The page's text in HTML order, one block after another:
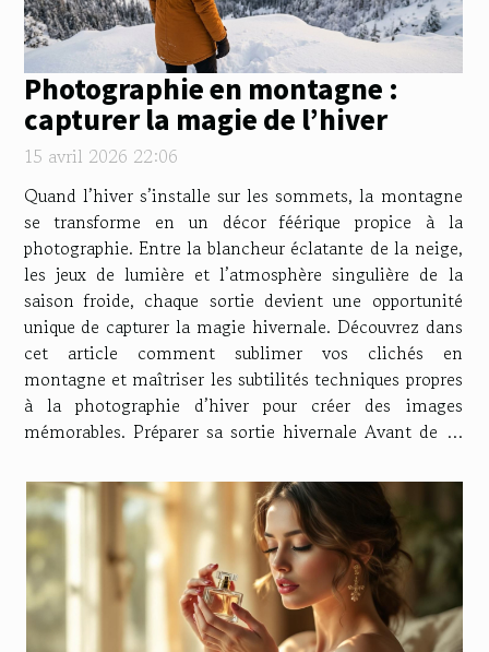
Photographie en montagne :
capturer la magie de l’hiver
15 avril 2026 22:06
Quand l’hiver s’installe sur les sommets, la montagne
se transforme en un décor féérique propice à la
photographie. Entre la blancheur éclatante de la neige,
les jeux de lumière et l’atmosphère singulière de la
saison froide, chaque sortie devient une opportunité
unique de capturer la magie hivernale. Découvrez dans
cet article comment sublimer vos clichés en
montagne et maîtriser les subtilités techniques propres
à la photographie d’hiver pour créer des images
mémorables. Préparer sa sortie hivernale Avant de se
durant l’hiver, une...